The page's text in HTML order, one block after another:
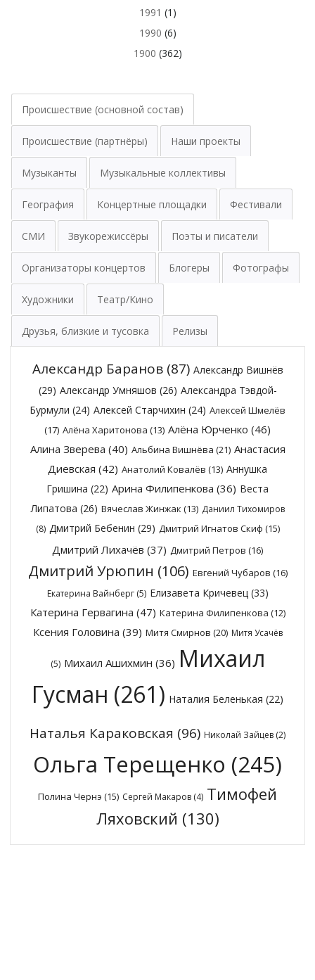
1991 (1)
1990 (6)
1900 (362)
Происшествие (основной состав)
Происшествие (партнёры) Наши проекты
Музыканты Музыкальные коллективы
География Концертные площадки Фестивали
СМИ Звукорежиссёры Поэты и писатели
Организаторы концертов Блогеры Фотографы
Художники Театр/Кино
Друзья, близкие и тусовка Релизы
Александр Баранов(87) Александр Вишнёв
(29) Александр Умняшов (26) Александра Тэвдой-
Бурмули (24) Алексей Старчихин (24) Алексей Шмелёв
(17) Алёна Харитонова (13) Алёна Юрченко (46)
Алина Зверева (40) Альбина Вишнёва (21) Анастасия
Диевская (42) Анатолий Ковалёв (13) Аннушка
Гришина (22) Арина Филипенкова (36) Веста
Липатова (26) Вячеслав Жинжак (13) Даниил Тихомиров
(8) Дмитрий Бебенин (29) Дмитрий Игнатов Скиф (15)
Дмитрий Лихачёв (37) Дмитрий Петров (16)
Дмитрий Урюпин (106) Евгений Чубаров (16)
Екатерина Вайнберг(5) Елизавета Кричевец(33)
Катерина Гервагина (47) Катерина Филипенкова (12)
Ксения Головина (39) Митя Смирнов (20) Митя Усачёв
(5) Михаил Ашихмин (36) Михаил
Гусман (261) Наталия Беленькая (22)
Наталья Караковская (96) Николай Зайцев (2)
Ольга Терещенко (245)
Полина Чернэ (15) Сергей Макаров (4) Тимофей
Ляховский (130)